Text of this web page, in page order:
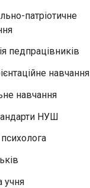
патріотичне
педпрацівників
навчання
навчання
НУШ
психолога
учня